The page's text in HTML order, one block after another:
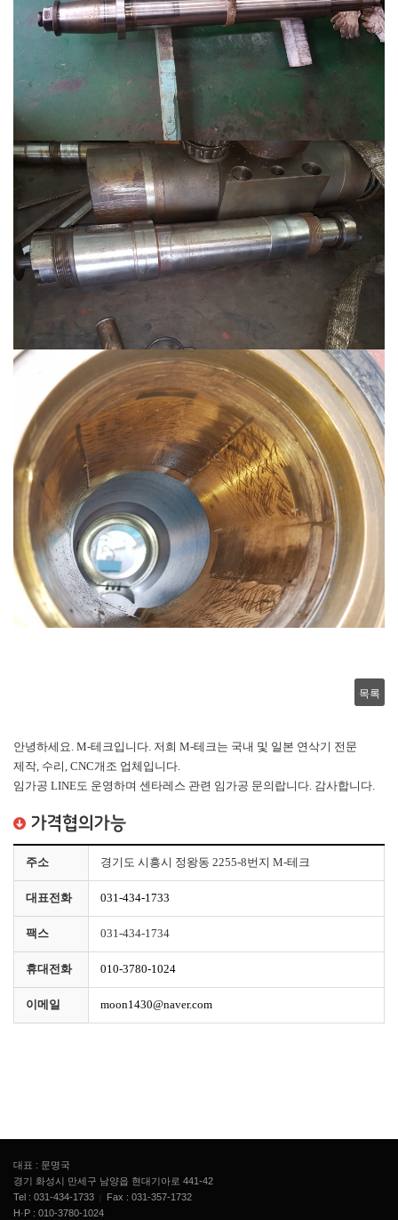
목록
안녕하세요. M-테크입니다. 저희 M-테크는 국내 및 일본 연삭기 전문
제작, 수리, CNC개조 업체입니다.
임가공 LINE도 운영하며 센타레스 관련 임가공 문의랍니다. 감사합니다.
가격협의가능
주소 경기도 시흥시 정왕동 2255-8번지 M-테크
대표전화 031-434-1733
팩스 031-434-1734
휴대전화 010-3780-1024
이메일 moon1430@naver.com
대표 : 문명국
경기 화성시 만세구 남양읍 현대기아로 441-42
Tel : 031-434-1733
Fax : 031-357-1732
H·P : 010-3780-1024